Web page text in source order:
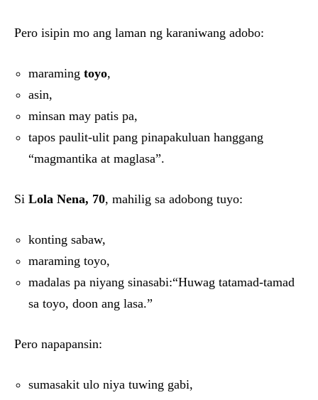
Pero isipin mo ang laman ng karaniwang adobo:
maraming toyo,
asin,
minsan may patis pa,
tapos paulit-ulit pang pinapakuluan hanggang
“magmantika at maglasa”.
Si Lola Nena, 70, mahilig sa adobong tuyo:
konting sabaw,
maraming toyo,
madalas pa niyang sinasabi:“Huwag tatamad-tamad
sa toyo, doon ang lasa.”
Pero napapansin:
sumasakit ulo niya tuwing gabi,